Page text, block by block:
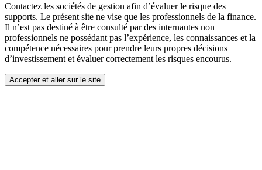
Contactez les sociétés de gestion afin d’évaluer le risque des
supports. Le présent site ne vise que les professionnels de la finance.
Il n’est pas destiné à être consulté par des internautes non
professionnels ne possédant pas l’expérience, les connaissances et la
compétence nécessaires pour prendre leurs propres décisions
d’investissement et évaluer correctement les risques encourus.
Accepter et aller sur le site